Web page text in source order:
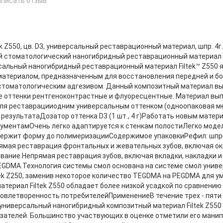
Z550, цв. D3, универсальный реставрационный материал, шпр.
стоматологический наногибридный реставрационный материал
наногибридный реставрационный материал Filtek™
предназначенным для восстановления передней и
адгезивом. Данный композитный материал
оттенки рентгеноконтрастные и флуоресцентные. Материал
реставрацииодним универсальным оттенком (одноопаковая
оттенка D3 (1 шт., 4 г)Работать новым
легко адаптируется к стенкам полостиЛегко
форму до полимеризацииСодержимое упаковкиРефил:
реставрация фронтальных и жевательных зубов, включая
реставрация зубов, включая вкладки, накладки
системы смол основана на системе смол
Z250, заменив некоторое количество TEGDMA на PEGDMA для
Filtek Z550 обладает более низкой усадкой по
потребителейПрименениеВ течение трех -
наногибридный композитный материал Filtek
Большинство участвующих в оценке отметили его